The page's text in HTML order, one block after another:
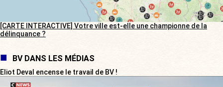
[CARTE INTERACTIVE] Votre ville est-elle une championne de la
délinquance ?
BV DANS LES MÉDIAS
Eliot Deval encense le travail de BV !